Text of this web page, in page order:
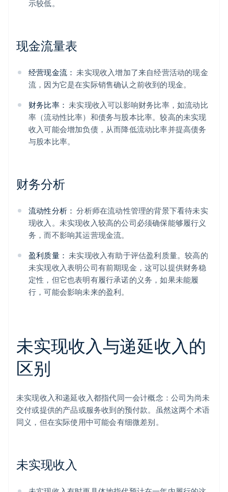
示较低。
现金流量表
经营现金流： 未实现收入增加了来自经营活动的现金
流，因为它是在实际销售确认之前收到的现金。
财务比率： 未实现收入可以影响财务比率，如流动比
率（流动性比率）和债务与股本比率。较高的未实现
收入可能会增加负债，从而降低流动比率并提高债务
与股本比率。
财务分析
流动性分析： 分析师在流动性管理的背景下看待未实
现收入。未实现收入较高的公司必须确保能够履行义
务，而不影响其运营现金流。
盈利质量： 未实现收入有助于评估盈利质量。较高的
未实现收入表明公司有前期现金，这可以提供财务稳
定性，但它也表明有履行承诺的义务，如果未能履
行，可能会影响未来的盈利。
未实现收入与递延收入的
区别
未实现收入和递延收入都指代同一会计概念：公司为尚未
交付或提供的产品或服务收到的预付款。虽然这两个术语
同义，但在实际使用中可能会有细微差别。
未实现收入